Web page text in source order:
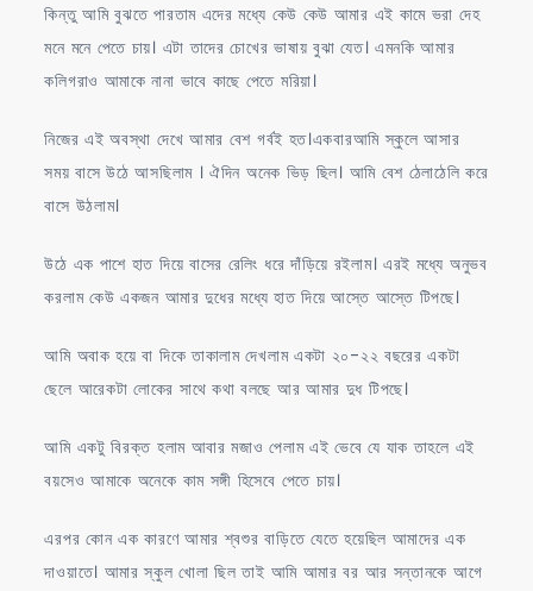
কিন্তু আমি বুঝতে পারতাম এদের মধ্যে কেউ কেউ আমার এই কামে ভরা দেহ
মনে মনে পেতে চায়। এটা তাদের চোখের ভাষায় বুঝা যেত। এমনকি আমার
কলিগরাও আমাকে নানা ভাবে কাছে পেতে মরিয়া।
নিজের এই অবস্থা দেখে আমার বেশ গর্বই হত।একবারআমি স্কুলে আসার
সময় বাসে উঠে আসছিলাম । ঐদিন অনেক ভিড় ছিল। আমি বেশ ঠেলাঠেলি করে
বাসে উঠলাম।
উঠে এক পাশে হাত দিয়ে বাসের রেলিং ধরে দাঁড়িয়ে রইলাম। এরই মধ্যে অনুভব
করলাম কেউ একজন আমার দুধের মধ্যে হাত দিয়ে আস্তে আস্তে টিপছে।
আমি অবাক হয়ে বা দিকে তাকালাম দেখলাম একটা ২০-২২ বছরের একটা
ছেলে আরেকটা লোকের সাথে কথা বলছে আর আমার দুধ টিপছে।
আমি একটু বিরক্ত হলাম আবার মজাও পেলাম এই ভেবে যে যাক তাহলে এই
বয়সেও আমাকে অনেকে কাম সঙ্গী হিসেবে পেতে চায়।
এরপর কোন এক কারণে আমার শ্বশুর বাড়িতে যেতে হয়েছিল আমাদের এক
দাওয়াতে। আমার স্কুল খোলা ছিল তাই আমি আমার বর আর সন্তানকে আগে